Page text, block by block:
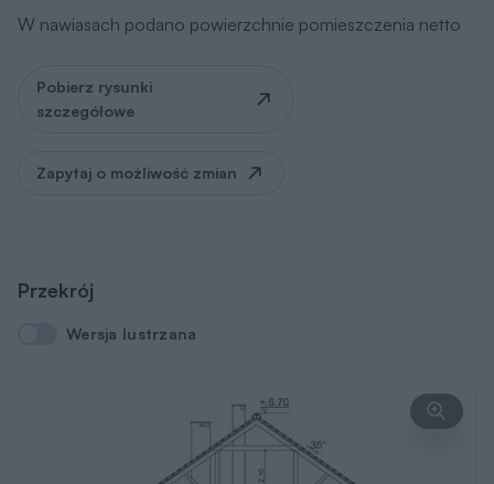
W nawiasach podano powierzchnie pomieszczenia netto
Pobierz rysunki
szczegółowe
Zapytaj o możliwość zmian
Przekrój
Wersja lustrzana
Wersja lustrzana